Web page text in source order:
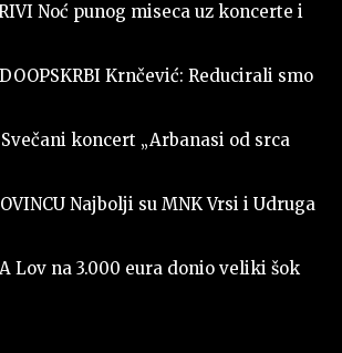
RIVI Noć punog miseca uz koncerte i
Krnčević: Reducirali smo
Svečani koncert „Arbanasi od srca
Najbolji su MNK Vrsi i Udruga
Lov na 3.000 eura donio veliki šok